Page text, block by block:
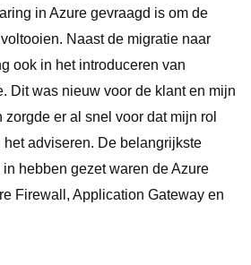
in Azure gevraagd is om de
Naast de migratie naar
ook in het introduceren van
Dit was nieuw voor de klant en mijn
er al snel voor dat mijn rol
adviseren. De belangrijkste
hebben gezet waren de Azure
Firewall, Application Gateway en